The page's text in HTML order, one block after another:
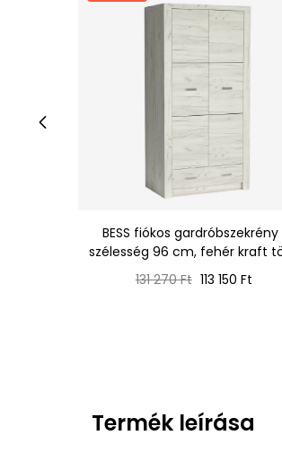
BESS fiókos
szélesség 96 cm, fehér kraft
Normál
131 270 Ft Ár
113 150 Ft
Termék leírása